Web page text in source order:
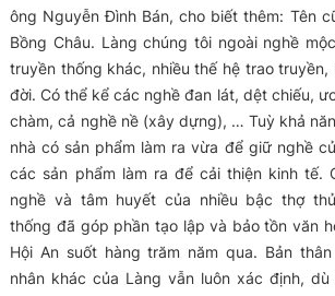
ông Nguyễn Đình Bán, cho biết thêm: Tên
Bồng Châu. Làng chúng tôi ngoài nghề
truyền thống khác, nhiều thế hệ trao truyền,
đời. Có thể kể các nghề đan lát, dệt chiếu,
chàm, cả nghề nề (xây dựng), … Tuỳ khả
nhà có sản phẩm làm ra vừa để giữ nghề
các sản phẩm làm ra để cải thiện kinh tế.
nghề và tâm huyết của nhiều bậc thợ
thống đã góp phần tạo lập và bảo tồn văn
Hội An suốt hàng trăm năm qua. Bản
nhân khác của Làng vẫn luôn xác định,